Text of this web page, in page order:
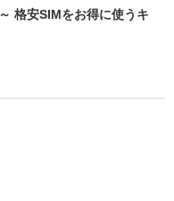
格安SIMをお得に使うキ